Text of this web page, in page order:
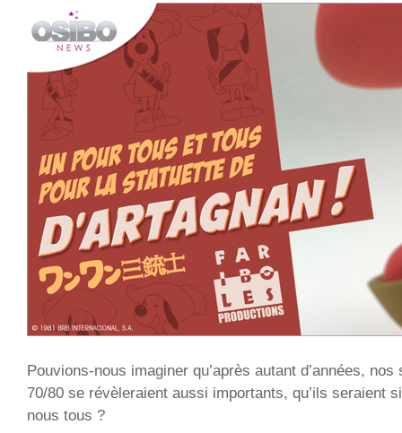
Pouvions-nous imaginer qu’après autant d’années,
70/80 se révèleraient aussi importants, qu’ils seraient
nous tous ?